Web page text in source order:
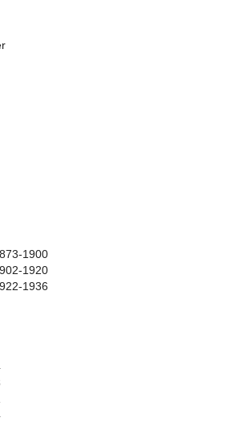
1900
1920
1936